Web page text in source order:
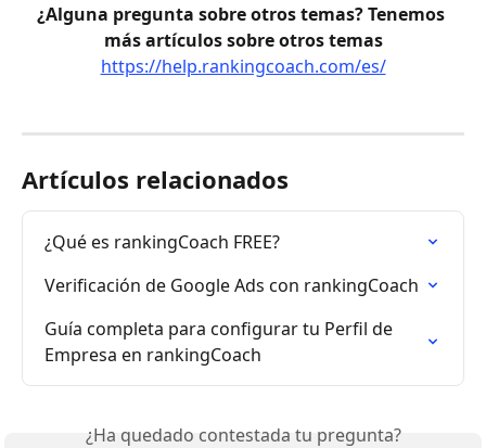
¿Alguna pregunta sobre otros temas? Tenemos
más artículos sobre otros temas
https://help.rankingcoach.com/es/
Artículos relacionados
¿Qué es rankingCoach FREE?
Verificación de Google Ads con rankingCoach
Guía completa para configurar tu Perfil de
Empresa en rankingCoach
¿Ha quedado contestada tu pregunta?